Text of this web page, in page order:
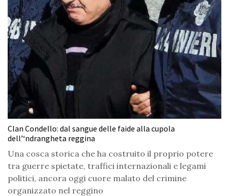
Clan Condello: dal sangue delle faide alla cupola
dell’‘ndrangheta reggina
Una cosca storica che ha costruito il proprio potere
tra guerre spietate, traffici internazionali e legami
politici, ancora oggi cuore malato del crimine
organizzato nel reggino